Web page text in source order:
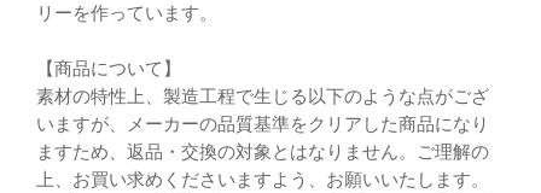
リーを作っています。
【商品について】
素材の特性上、製造工程で生じる以下のような点がござ
いますが、メーカーの品質基準をクリアした商品になり
ますため、返品・交換の対象とはなりません。ご理解の
上、お買い求めくださいますよう、お願いいたします。